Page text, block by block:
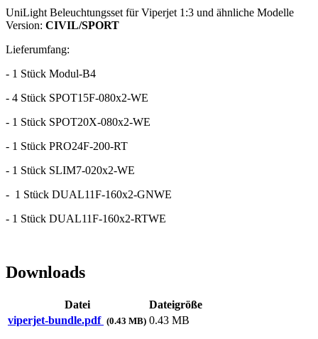
UniLight Beleuchtungsset für Viperjet 1:3 und ähnliche Modelle
Version: CIVIL/SPORT
Lieferumfang:
- 1 Stück Modul-B4
- 4 Stück SPOT15F-080x2-WE
- 1 Stück SPOT20X-080x2-WE
- 1 Stück PRO24F-200-RT
- 1 Stück SLIM7-020x2-WE
- 1 Stück DUAL11F-160x2-GNWE
- 1 Stück DUAL11F-160x2-RTWE
Downloads
Datei
Dateigröße
viperjet-bundle.pdf (0.43 MB) 0.43 MB